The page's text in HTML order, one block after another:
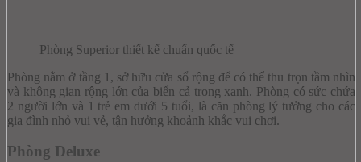
Phòng Superior thiết kế chuẩn quốc tế
Phòng nằm ở tầng 1, sở hữu cửa sổ rộng để có thể thu trọn tầm nhìn
và không gian rộng lớn của biển cả trong xanh. Phòng có sức chứa
2 người lớn và 1 trẻ em dưới 5 tuổi, là căn phòng lý tưởng cho các
gia đình nhỏ vui vẻ, tận hưởng khoảnh khắc vui chơi.
Phòng Deluxe